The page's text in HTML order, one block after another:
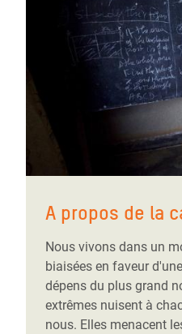
A propos de la
Nous vivons dans un
biaisées en faveur
dépens du plus grand
extrêmes nuisent à
nous. Elles menacent